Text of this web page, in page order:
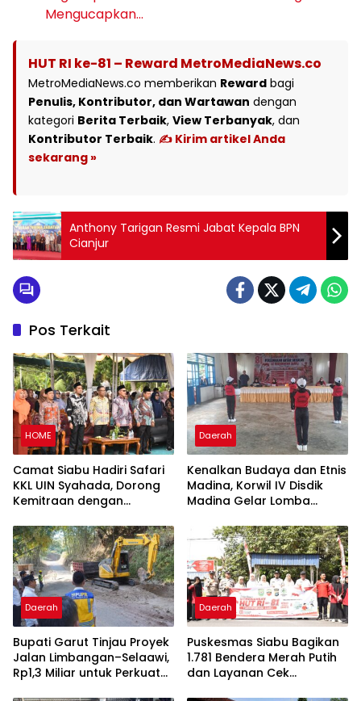
Mengucapkan…
HUT RI ke-81 – Reward MetroMediaNews.co
MetroMediaNews.co memberikan Reward bagi
Penulis, Kontributor, dan Wartawan dengan
kategori Berita Terbaik, View Terbanyak, dan
Kontributor Terbaik. ✍️ Kirim artikel Anda
sekarang »
Anthony Tarigan Resmi Jabat Kepala BPN
Cianjur
Pos Terkait
HOME
Camat Siabu Hadiri Safari
KKL UIN Syahada, Dorong
Kemitraan dengan
Masyarakat
Daerah
Kenalkan Budaya dan Etnis
Madina, Korwil IV Disdik
Madina Gelar Lomba
Daerah
Bupati Garut Tinjau Proyek
Jalan Limbangan–Selaawi,
Rp1,3 Miliar untuk Perkuat
Daerah
Puskesmas Siabu Bagikan
1.781 Bendera Merah Putih
dan Layanan Cek